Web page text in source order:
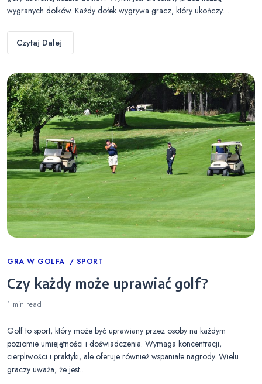
wygranych dołków. Każdy dołek wygrywa gracz, który ukończy…
Czytaj Dalej
Categories
GRA W GOLFA SPORT
Czy każdy może uprawiać golf?
1 min read
Golf to sport, który może być uprawiany przez osoby na każdym
poziomie umiejętności i doświadczenia. Wymaga koncentracji,
cierpliwości i praktyki, ale oferuje również wspaniałe nagrody. Wielu
graczy uważa, że jest…